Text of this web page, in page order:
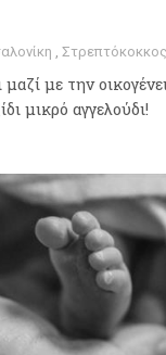
, Στρεπτόκοκκος
με την
μικρό αγγελούδι!